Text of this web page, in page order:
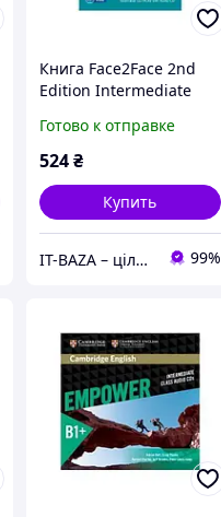
Книга Face2Face 2nd
Edition Intermediate
Audio CD
(9781107609969)
Готово к отправке
524₴
Купить
IT-BAZA – ціла база потрібних речей для всієї родини 99%